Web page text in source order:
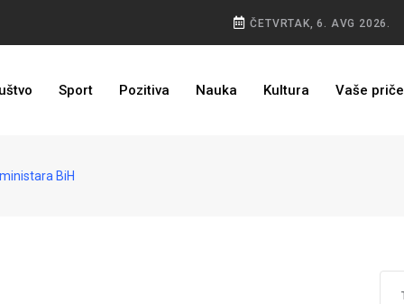
ČETVRTAK, 6. AVG 2026.
Sport Pozitiva Nauka Kultura Vaše priče
BiH